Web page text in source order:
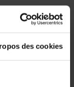
des cookies